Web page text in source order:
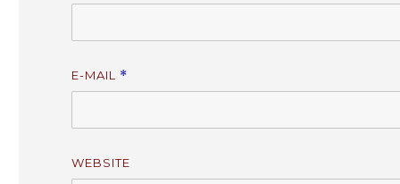
E-MAIL *
WEBSITE